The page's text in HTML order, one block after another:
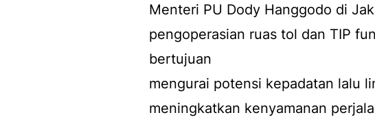
Menteri PU Dody Hanggodo di
pengoperasian ruas tol dan TIP
bertujuan
mengurai potensi kepadatan lalu
meningkatkan kenyamanan